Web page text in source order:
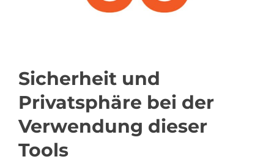
Sicherheit und
Privatsphäre bei der
Verwendung dieser
Tools